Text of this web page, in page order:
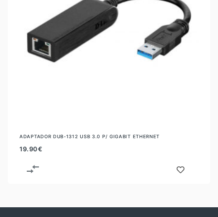
ADAPTADOR DUB-1312 USB 3.0 P/ GIGABIT ETHERNET
19.90€